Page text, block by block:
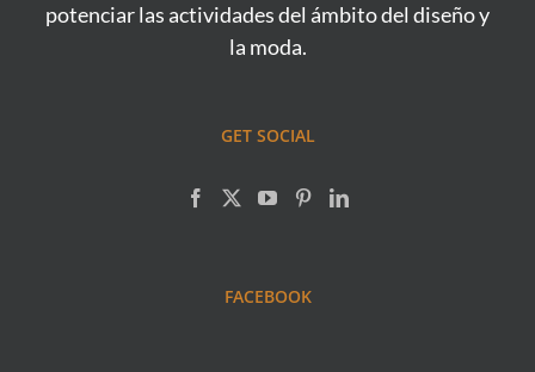
potenciar las actividades del ámbito del diseño y
la moda.
GET SOCIAL
FACEBOOK